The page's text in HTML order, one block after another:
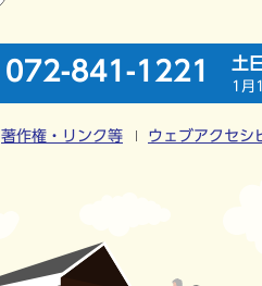
072-841-1221 土
1月
著作権・リンク等 ウェブアクセシ